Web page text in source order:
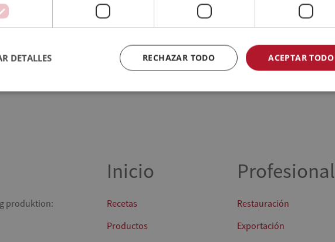
Scandi Standard exporta a más de 40 mercados
He aquí una selección de nuestros mercados
produktion:
Inicio
Recetas
Productos
Profesional
Restauración
Exportación
ACEPTAR TODO
RECHAZAR TODO
DETALLES